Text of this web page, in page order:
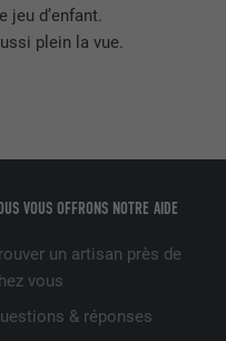
jeu d’enfant.
plein la vue.
VOUS OFFRONS NOTRE AIDE
un artisan près de
vous
& réponses